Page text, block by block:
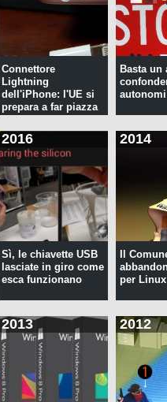
Connettore
Lightning
dell'iPhone: l'UE si
prepara a far piazza
Basta un
autonomi
2016
Sì, le chiavette USB
lasciate in giro come
esca funzionano
2014
Il
per Linux
2013 2012